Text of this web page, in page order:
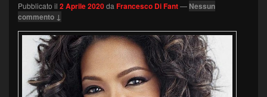
Pubblicato il 2 Aprile 2020da Francesco Di Fant— Nessun
commento ↓